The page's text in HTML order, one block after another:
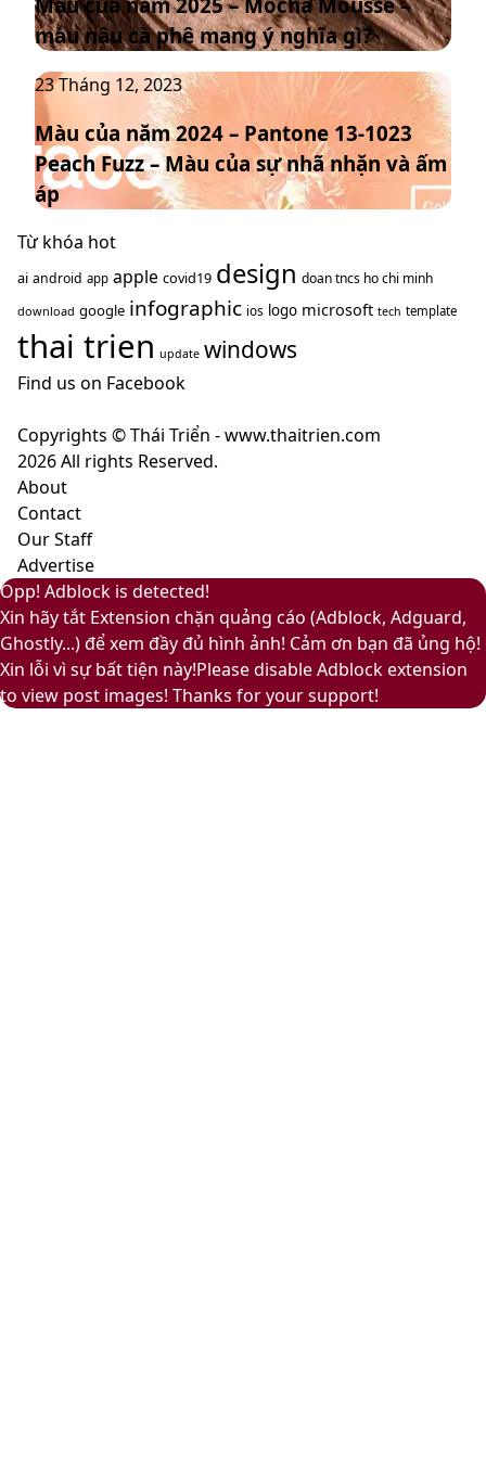
chủ
đạo
trị
xu
hướng
năm
2025
năm
2025
Mocha
Mousse
–
màu
nâu
cà
phê
mang
nghĩa
gì?
màu nâu cà phê mang ý nghĩa gì?
Màu
của
năm
2024
–
Pantone
13-
Fuzz
–
của
nhã
nhặn
và
ấm
áp
23 Tháng 12, 2023
Màu của năm 2024 – Pantone 13-1023
Peach Fuzz – Màu của sự nhã nhặn và ấm
áp
Từ khóa hot
ai android app apple covid19 design doan tncs ho chi minh
download google infographic ios logo microsoft tech template
thai trien update windows
Find us on Facebook
Copyrights © Thái Triển - www.thaitrien.com
2026 All rights Reserved.
About
Contact
Our Staff
Advertise
Facebook
X
LinkedIn
YouTube
Google
Play
Back
to
top
button
Close
Opp! Adblock is detected!
Xin hãy tắt Extension chặn quảng cáo (Adblock, Adguard,
Ghostly...) để xem đầy đủ hình ảnh! Cảm ơn bạn đã ủng hộ!
Xin lỗi vì sự bất tiện này!Please disable Adblock extension
to view post images! Thanks for your support!